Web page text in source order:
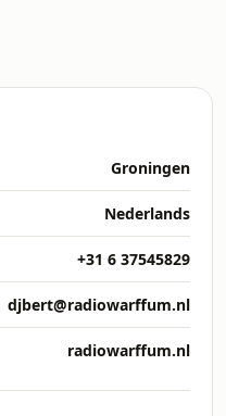
Groningen
Nederlands
+31 6 37545829
djbert@radiowarffum.nl
radiowarffum.nl